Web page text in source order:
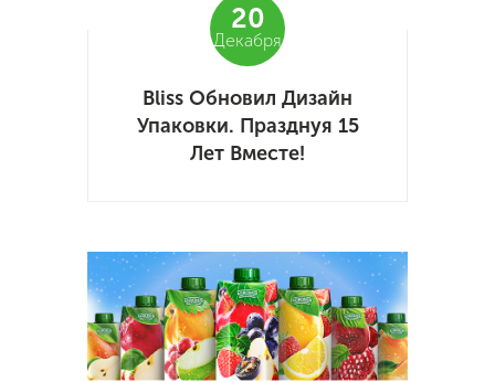
20
Декабря
Bliss Обновил Дизайн
Упаковки. Празднуя 15
Лет Вместе!